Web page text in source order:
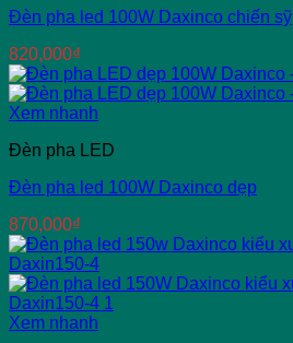
Đèn pha led 100W Daxinco chiến sỹ
820,000₫
Xem nhanh
Đèn pha LED
Đèn pha led 100W Daxinco dẹp
870,000₫
Xem nhanh